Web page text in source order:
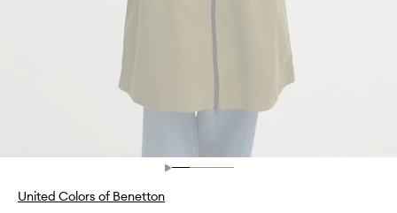
United Colors of Benetton